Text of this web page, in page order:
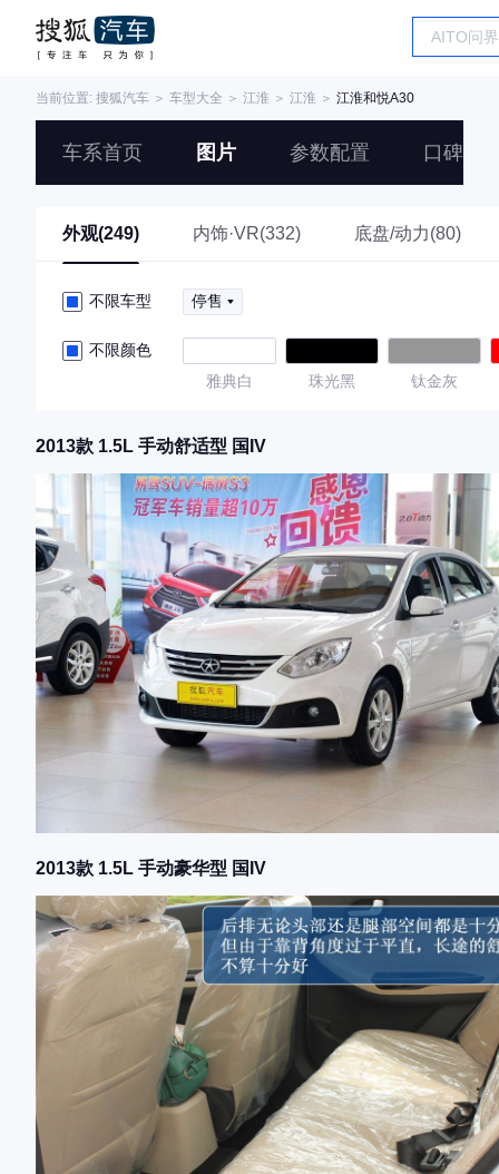
当前位置: 搜狐汽车 ＞ 车型大全 ＞ 江淮 ＞ 江淮 ＞ 江淮和悦A30
车系首页 图片 参数配置 口碑
外观(249) 内饰·VR(332) 底盘/动力(80)
不限车型 停售
不限颜色
雅典白
珠光黑 钛金灰
2013款 1.5L 手动舒适型 国IV
2013款 1.5L 手动豪华型 国IV